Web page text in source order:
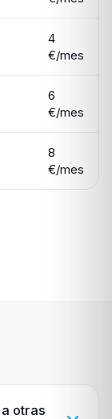
4
€/mes
6
€/mes
8
€/mes
otras